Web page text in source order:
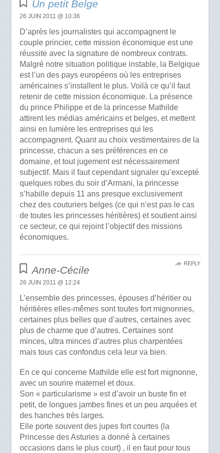
Un petit Belge
26 JUIN 2011 @ 10:36
D’après les journalistes qui accompagnent le
couple princier, cette mission économique est une
réussite avec la signature de nombreux contrats.
Malgré notre situation politique instable, la Belgique
est l’un des pays européens où les entreprises
américaines s’installent le plus. Voilà ce qu’il faut
retenir de cette mission économique. La présence
du prince Philippe et de la princesse Mathilde
attirent les médias américains et belges, et mettent
ainsi en lumière les entreprises qui les
accompagnent. Quant au choix vestimentaires de la
princesse, chacun a ses préférences en ce
domaine, et tout jugement est nécessairement
subjectif. Mais il faut cependant signaler qu’excepté
quelques robes du soir d’Armani, la princesse
s’habille depuis 11 ans presque exclusivement
chez des couturiers belges (ce qui n’est pas le cas
de toutes les princesses héritières) et soutient ainsi
ce secteur, ce qui rejoint l’objectif des missions
économiques.
Anne-Cécile
26 JUIN 2011 @ 12:24
L’ensemble des princesses, épouses d’héritier ou
héritières elles-mêmes sont toutes fort mignonnes,
certaines plus belles que d’autres, certaines avec
plus de charme que d’autres. Certaines sont
minces, ultra minces d’autres plus charpentées
mais tous cas confondus cela leur va bien.
En ce qui concerne Mathilde elle est fort mignonne,
avec un sourire maternel et doux.
Son « particularisme » est d’avoir un buste fin et
petit, de longues jambes fines et un peu arquées et
des hanches très larges.
Elle porte souvent des jupes fort courtes (la
Princesse des Asturies a donné à certaines
occasions dans le plus court) , il en faut pour tous
REPLY